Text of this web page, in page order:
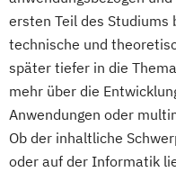
ersten Teil des
technische und
später tiefer in die
mehr über die
Anwendungen oder
Ob der inhaltliche
oder auf der Informatik